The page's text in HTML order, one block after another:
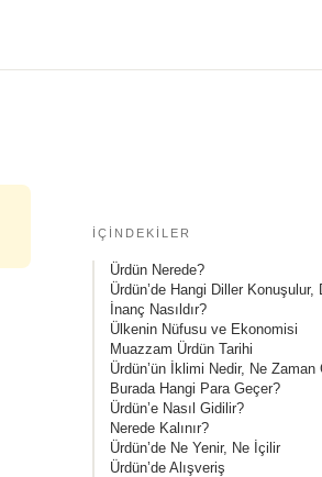
İÇINDEKILER
Ürdün Nerede?
Ürdün’de Hangi Diller Konuşulur,
İnanç Nasıldır?
Ülkenin Nüfusu ve Ekonomisi
Muazzam Ürdün Tarihi
Ürdün’ün İklimi Nedir, Ne Zaman
Burada Hangi Para Geçer?
Ürdün’e Nasıl Gidilir?
Nerede Kalınır?
Ürdün’de Ne Yenir, Ne İçilir
Ürdün’de Alışveriş